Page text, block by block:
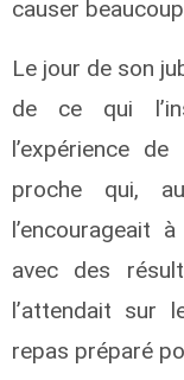
causer
Le jour de son
de ce qui
l’expérience
proche qui,
l’encourageait
avec des
l’attendait sur
repas préparé